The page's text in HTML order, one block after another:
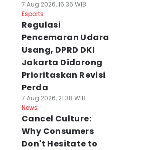
7 Aug 2026, 16:36 WIB
Esports
Regulasi
Pencemaran Udara
Usang, DPRD DKI
Jakarta Didorong
Prioritaskan Revisi
Perda
7 Aug 2026, 21:38 WIB
News
Cancel Culture:
Why Consumers
Don't Hesitate to